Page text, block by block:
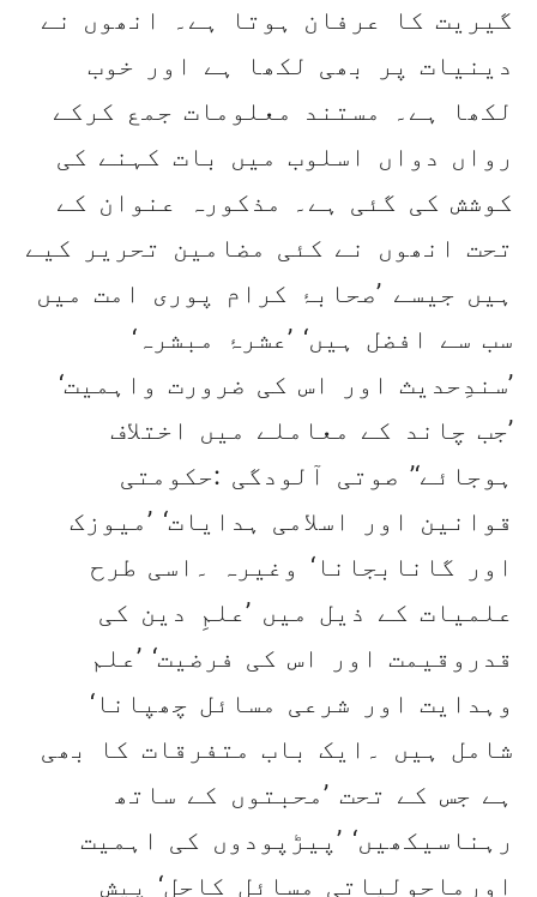
گیریت کا عرفان ہوتا ہے۔ انھوں نے
دینیات پر بھی لکھا ہے اور خوب
لکھا ہے۔ مستند معلومات جمع کرکے
رواں دواں اسلوب میں بات کہنے کی
کوشش کی گئی ہے۔ مذکورہ عنوان کے
تحت انھوں نے کئی مضامین تحریر کیے
ہیں جیسے ’صحابۂ کرام پوری امت میں
سب سے افضل ہیں‘ ’عشرۂ مبشرہ‘
’سندِحدیث اور اس کی ضرورت واہمیت‘
’جب چاند کے معاملے میں اختلاف
ہوجائے‘’ صوتی آلودگی :حکومتی
قوانین اور اسلامی ہدایات‘ ’میوزک
اور گانابجانا‘ وغیرہ ۔اسی طرح
علمیات کے ذیل میں ’علمِ دین کی
قدروقیمت اور اس کی فرضیت‘ ’علم
وہدایت اور شرعی مسائل چھپانا‘
شامل ہیں ۔ایک باب متفرقات کا بھی
ہے جس کے تحت ’محبتوں کے ساتھ
رہناسیکھیں‘ ’پیڑپودوں کی اہمیت
اورماحولیاتی مسائل کاحل‘ پیش